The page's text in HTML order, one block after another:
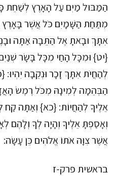
הַמַּבּוּל מַיִם עַל הָאָרֶץ לְשַׁחֵת
מִתַּחַת הַשָּׁמָיִם כֹּל אֲשֶׁר בָּאָרֶץ
אִתָּךְ וּבָאתָ אֶל הַתֵּבָה אַתָּה
{יט} וּמִכָּל הָחַי מִכָּל בָּשָׂר
לְהַחֲיֹת אִתָּךְ זָכָר וּנְקֵבָה יִהְיוּ:
הַבְּהֵמָה לְמִינָהּ מִכֹּל רֶמֶשׂ
אֵלֶיךָ לְהַחֲיוֹת: {כא} וְאַתָּה
וְאָסַפְתָּ אֵלֶיךָ וְהָיָה לְךָ וְלָהֶם
אֲשֶׁר צִוָּה אֹתוֹ אֱלֹהִים כֵּן עָשָׂה:
בראשית פרק-ז